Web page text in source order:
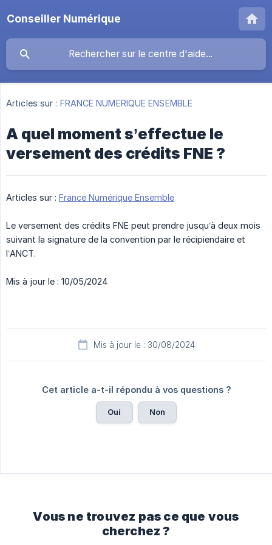
Conseiller Numérique
Articles sur : FRANCE NUMERIQUE ENSEMBLE
A quel moment s’effectue le
versement des crédits FNE ?
Articles sur : France Numérique Ensemble
Le versement des crédits FNE peut prendre jusqu’à deux mois
suivant la signature de la convention par le récipiendaire et
l’ANCT.
Mis à jour le : 10/05/2024
Mis à jour le : 30/08/2024
Cet article a-t-il répondu à vos questions ?
Oui Non
Vous ne trouvez pas ce que vous
cherchez ?